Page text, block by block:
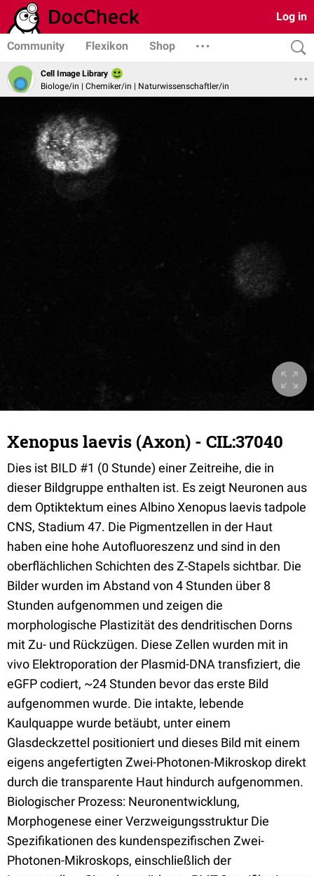
Log in
Community Flexikon Shop
Cell Image Library
Biologe/in | Chemiker/in | Naturwissenschaftler/in
Xenopus laevis (Axon) - CIL:37040
Dies ist BILD #1 (0 Stunde) einer Zeitreihe, die in
dieser Bildgruppe enthalten ist. Es zeigt Neuronen aus
dem Optiktektum eines Albino Xenopus laevis tadpole
CNS, Stadium 47. Die Pigmentzellen in der Haut
haben eine hohe Autofluoreszenz und sind in den
oberflächlichen Schichten des Z-Stapels sichtbar. Die
Bilder wurden im Abstand von 4 Stunden über 8
Stunden aufgenommen und zeigen die
morphologische Plastizität des dendritischen Dorns
mit Zu- und Rückzügen. Diese Zellen wurden mit in
vivo Elektroporation der Plasmid-DNA transfiziert, die
eGFP codiert, ~24 Stunden bevor das erste Bild
aufgenommen wurde. Die intakte, lebende
Kaulquappe wurde betäubt, unter einem
Glasdeckzettel positioniert und dieses Bild mit einem
eigens angefertigten Zwei-Photonen-Mikroskop direkt
durch die transparente Haut hindurch aufgenommen.
Biologischer Prozess: Neuronentwicklung,
Morphogenese einer Verzweigungsstruktur Die
Spezifikationen des kundenspezifischen Zwei-
Photonen-Mikroskops, einschließlich der